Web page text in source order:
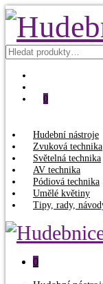
Hledat:
0
Hudební nástroje
Zvuková technika
Světelná technika
AV technika
Pódiová technika
Umělé květiny
Tipy, rady,
0